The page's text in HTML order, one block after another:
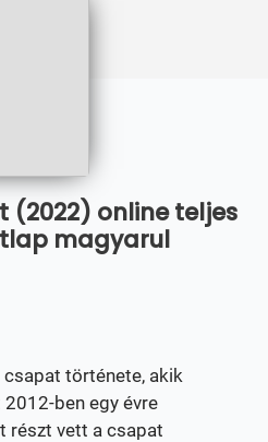
(2022) online teljes
magyarul
csapat története, akik
ben egy évre
részt vett a csapat